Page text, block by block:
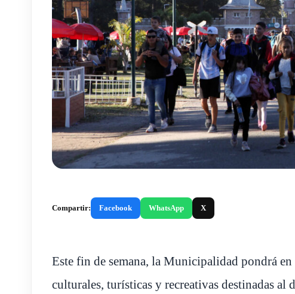
Compartir: Facebook WhatsApp X
Este fin de semana, la Municipalidad pondrá
culturales, turísticas y recreativas destinadas